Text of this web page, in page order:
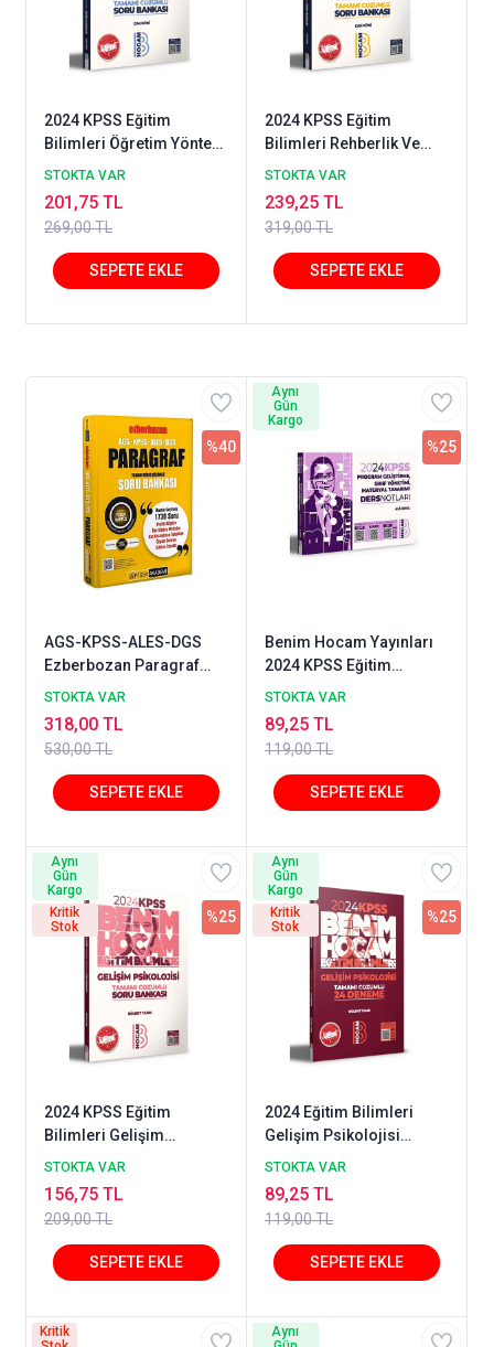
2024 KPSS Eğitim
Bilimleri Öğretim Yöntem
ve Teknikleri Tamamı
Benim Hocam Yayınlarıı
STOKTA VAR
269,00 TL
201,75 TL
2024 KPSS Eğitim
Bilimleri Rehberlik Ve
Özel Eğitim Tamamı
Benim Hocam Yayınları
STOKTA VAR
319,00 TL
239,25 TL
AGS-KPSS-ALES-DGS
Ezberbozan Paragraf
Tamamı Video Çözümlü
STOKTA VAR
530,00 TL
%40
318,00 TL
Benim Hocam Yayınları
2024 KPSS Eğitim
Bilimleri Program
Materyal Tasarımı Ders
Notları
STOKTA VAR
119,00 TL
%25
89,25 TL
Aynı
Gün
Kargo
2024 KPSS Eğitim
Bilimleri Gelişim
Psikolojisi Tamamı
Benim Hocam Yayınları
STOKTA VAR
209,00 TL
%25
156,75 TL
Aynı
Gün
Kargo
Kritik
Stok
2024 Eğitim Bilimleri
Gelişim Psikolojisi
Tamamı Çözümlü 24
Yayınları
STOKTA VAR
119,00 TL
%25
89,25 TL
Aynı
Gün
Kargo
Kritik
Stok
Kritik
Aynı